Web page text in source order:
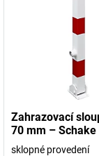
Zahrazovací
70 mm – Schake
sklopné provedení